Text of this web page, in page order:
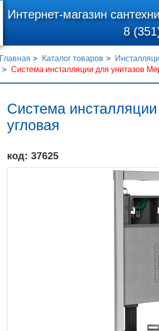
Интернет-магазин
8
Главная Каталог товаров
Система инсталляции для унитазов
Система
угловая
код: 37625